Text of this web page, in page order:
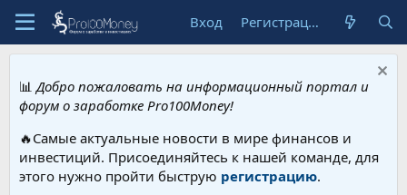
Вход Регистрация
📊 Добро пожаловать на информационный портал и
форум о заработке Pro100Money!
🔥Самые актуальные новости в мире финансов и
инвестиций. Присоединяйтесь к нашей команде, для
этого нужно пройти быструю регистрацию.